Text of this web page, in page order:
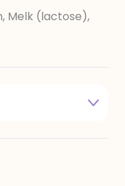
Melk (lactose),
rijstmeel,